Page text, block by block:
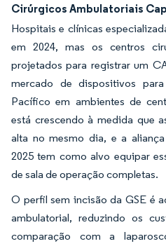
Cirúrgicos Ambulatoriais
Hospitais e clínicas
em 2024, mas os centros
projetados para registrar um
mercado de dispositivos
Pacífico em ambientes de
está crescendo à medida que
alta no mesmo dia, e a
2025 tem como alvo equipar
de sala de operação completas.
O perfil sem incisão da GSE é
ambulatorial, reduzindo os
comparação com a